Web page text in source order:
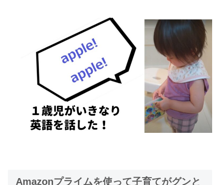
Amazonプライムを使って子育てがグンと